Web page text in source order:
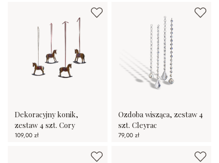
Dekoracyjny konik,
zestaw 4 szt. Cory
109,00 zł
Ozdoba wisząca, zestaw 4
szt. Cleyrac
79,00 zł